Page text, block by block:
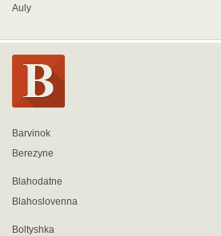
Auly
Barvinok
Berezyne
Blahodatne
Blahoslovenna
Boltyshka